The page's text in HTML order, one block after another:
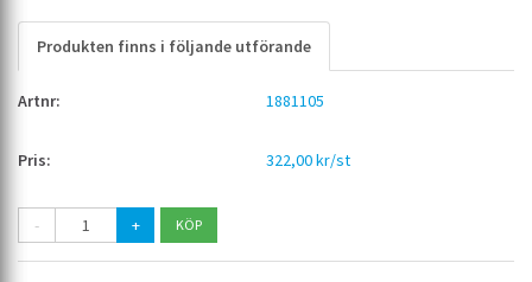
Produkten finns i följande utförande
1881105
322,00 kr/st
- +